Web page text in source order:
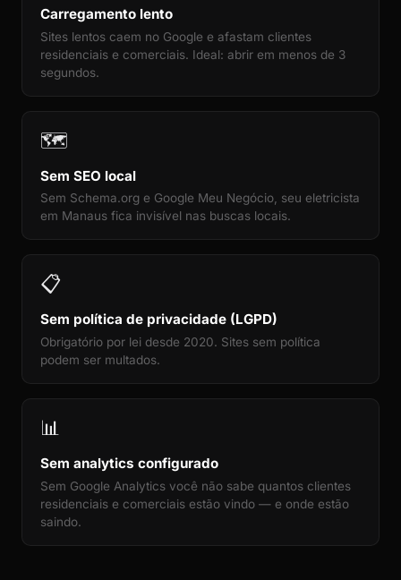
Carregamento lento
Sites lentos caem no Google e afastam clientes
residenciais e comerciais. Ideal: abrir em menos de 3
segundos.
🗺️
Sem SEO local
Sem Schema.org e Google Meu Negócio, seu eletricista
em Manaus fica invisível nas buscas locais.
📋
Sem política de privacidade (LGPD)
Obrigatório por lei desde 2020. Sites sem política
podem ser multados.
📊
Sem analytics configurado
Sem Google Analytics você não sabe quantos clientes
residenciais e comerciais estão vindo — e onde estão
saindo.